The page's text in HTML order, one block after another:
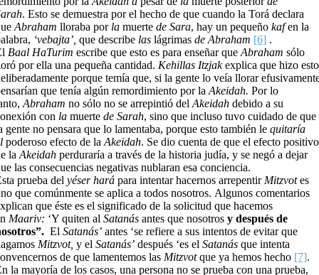
. Esto se demuestra por el hecho de que cuando la Torá declara
Abraham lloraba por la muerte de Sara, hay un pequeño kafen la
‘vebajta’, que describe las lágrimas de Abraham [6] .
Baal HaTurim escribe que esto es para enseñar que Abraham sólo
por ella una pequeña cantidad. Kehillas Itzjakexplica que hizo esto
porque temía que, si la gente lo veía llorar
que tenía algún remordimiento por la Akeidah. Por lo
Abraham no sólo no se arrepintió del Akeidah debido a su
con la muerte de Sarah, sino que incluso tuvo cuidado de que
gente no pensara que lo lamentaba, porque esto también le quitaría
poderoso efecto de la Akeidah. Se dio cuenta de que el efecto positivo
la Akeidah perduraría a través de la historia judía, y se negó a dejar
las consecuencias negativas nublaran esa conciencia.
prueba del yéser hará para intentar hacernos arrepentir Mitzvotes
que comúnmente se aplica a todos nosotros. Algunos comentarios
que éste es el significado de la solicitud que hacemos
Maariv: ‘Y quiten al Satanás antes que nosotros y después de
El Satanás’ antes ‘se refiere a sus intentos de evitar que
Mitzvot, y el Satanás’ después ‘es el Satanás que intenta
de que lamentemos las Mitzvotque ya hemos hecho [7].
la mayoría de los casos, una persona no se prueba con una prueba,